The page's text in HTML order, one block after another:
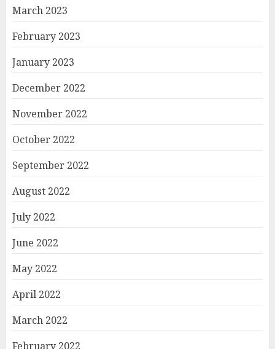
March 2023
February 2023
January 2023
December 2022
November 2022
October 2022
September 2022
August 2022
July 2022
June 2022
May 2022
April 2022
March 2022
February 2022